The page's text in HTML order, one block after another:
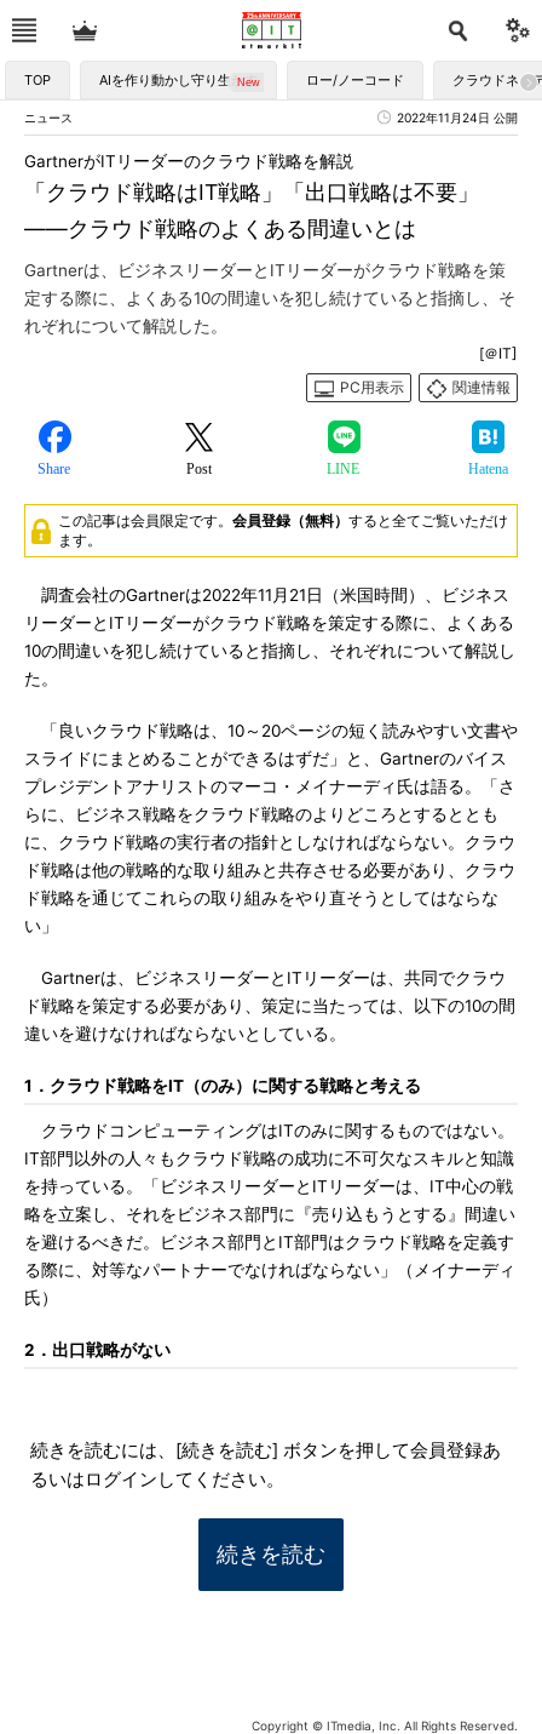
TOP AIを作り動かし守り生かす ロー/ノーコード クラウドネイ
ニュース 2022年11月24日 公開
「クラウド戦略はIT戦略」「出口戦略は不要」
――クラウド戦略のよくある間違いとは
GartnerがITリーダーのクラウド戦略を解説
Gartnerは、ビジネスリーダーとITリーダーがクラウド戦略を策
定する際に、よくある10の間違いを犯し続けていると指摘し、そ
れぞれについて解説した。
[＠IT]
PC用表示
関連情報
Share Post LINE Hatena
この記事は会員限定です。 会員登録（無料） すると全てご覧いただけ
ます。
調査会社のGartnerは2022年11月21日（米国時間）、ビジネス
リーダーとITリーダーがクラウド戦略を策定する際に、よくある
10の間違いを犯し続けていると指摘し、それぞれについて解説し
た。
「良いクラウド戦略は、10～20ページの短く読みやすい文書や
スライドにまとめることができるはずだ」と、Gartnerのバイス
プレジデントアナリストのマーコ・メイナーディ氏は語る。「さ
らに、ビジネス戦略をクラウド戦略のよりどころとするととも
に、クラウド戦略の実行者の指針としなければならない。クラウ
ド戦略は他の戦略的な取り組みと共存させる必要があり、クラウ
ド戦略を通じてこれらの取り組みをやり直そうとしてはならな
い」
Gartnerは、ビジネスリーダーとITリーダーは、共同でクラウ
ド戦略を策定する必要があり、策定に当たっては、以下の10の間
違いを避けなければならないとしている。
1．クラウド戦略をIT（のみ）に関する戦略と考える
クラウドコンピューティングはITのみに関するものではない。
IT部門以外の人々もクラウド戦略の成功に不可欠なスキルと知識
を持っている。「ビジネスリーダーとITリーダーは、IT中心の戦
略を立案し、それをビジネス部門に『売り込もうとする』間違い
を避けるべきだ。ビジネス部門とIT部門はクラウド戦略を定義す
る際に、対等なパートナーでなければならない」（メイナーディ
氏）
2．出口戦略がない
続きを読むには、[続きを読む] ボタンを押して会員登録あ
るいはログインしてください。
続きを読む
Copyright © ITmedia, Inc. All Rights Reserved.